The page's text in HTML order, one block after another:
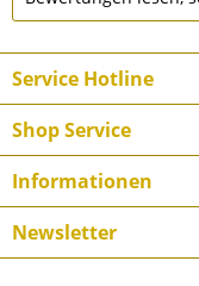
Service Hotline
Shop Service
Informationen
Newsletter